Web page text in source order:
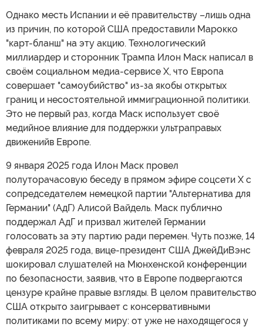
Однако месть Испании и её правительству –лишь одна
из причин, по которой США предоставили Марокко
"карт-бланш" на эту акцию. Технологический
миллиардер и сторонник Трампа Илон Маск написал в
своём социальном медиа-сервисе X, что Европа
совершает "самоубийство" из-за якобы открытых
границ и несостоятельной иммиграционной политики.
Это не первый раз, когда Маск использует своё
медийное влияние для поддержки ультраправых
движенийв Европе.
9 января 2025 года Илон Маск провел
полуторачасовую беседу в прямом эфире соцсети X с
сопредседателем немецкой партии "Альтернатива для
Германии" (АдГ) Алисой Вайдель. Маск публично
поддержал АдГ и призвал жителей Германии
голосовать за эту партию ради перемен. Чуть позже, 14
февраля 2025 года, вице-президент США ДжейДиВэнс
шокировал слушателей на Мюнхенской конференции
по безопасности, заявив, что в Европе подвергаются
цензуре крайне правые взгляды. В целом правительство
США открыто заигрывает с консервативными
политиками по всему миру: от уже не находящегося у